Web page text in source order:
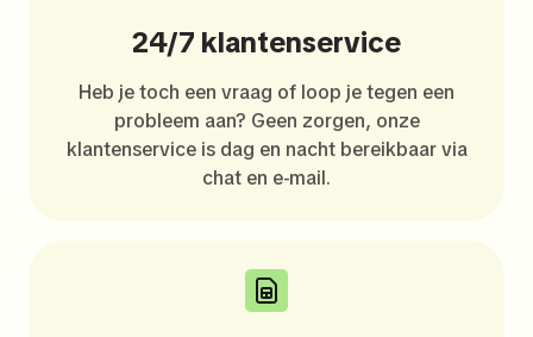
24/7 klantenservice
Heb je toch een vraag of loop je tegen een
probleem aan? Geen zorgen, onze
klantenservice is dag en nacht bereikbaar via
chat en e-mail.